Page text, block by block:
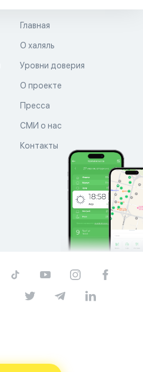
Главная
О халяль
Уровни доверия
О проекте
Пресса
СМИ о нас
Контакты